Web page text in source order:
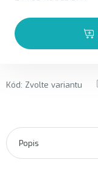
Kód: Zvolte variantu